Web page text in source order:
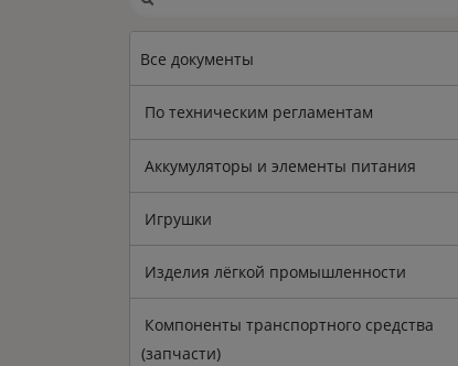
Все документы
По техническим регламентам
Аккумуляторы и элементы питания
Игрушки
Изделия лёгкой промышленности
Компоненты транспортного средства
(запчасти)